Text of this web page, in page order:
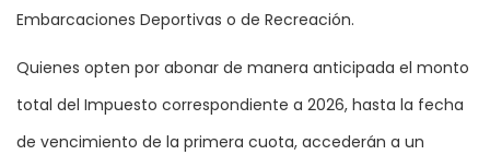
Embarcaciones Deportivas o de Recreación.
Quienes opten por abonar de manera anticipada el monto
total del Impuesto correspondiente a 2026, hasta la fecha
de vencimiento de la primera cuota, accederán a un